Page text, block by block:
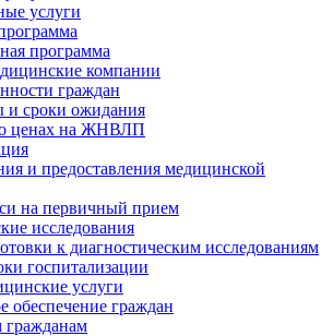
услуги
программа
компании
граждан
сроки ожидания
ценах на ЖНВЛП
и предоставления медицинской
на первичный прием
исследования
к диагностическим исследованиям
госпитализации
услуги
обеспечение граждан